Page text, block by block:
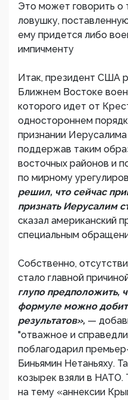
Это может говорить о
ловушку,
ему придется либо
импичменту
Итак, президент США
Ближнем Востоке
которого идет от
одностороннем
признании
поддержав таким
восточных районов и
по мирному
решил, что сейчас
признать Иерусалим
сказал американский
специальным
Собственно,
стало главной
глупо предположить,
формуле можно
результатов», —
"отважное и
поблагодарил
Биньямин Нетаньяху.
козырек взяли в НАТО.
на тему «аннексии